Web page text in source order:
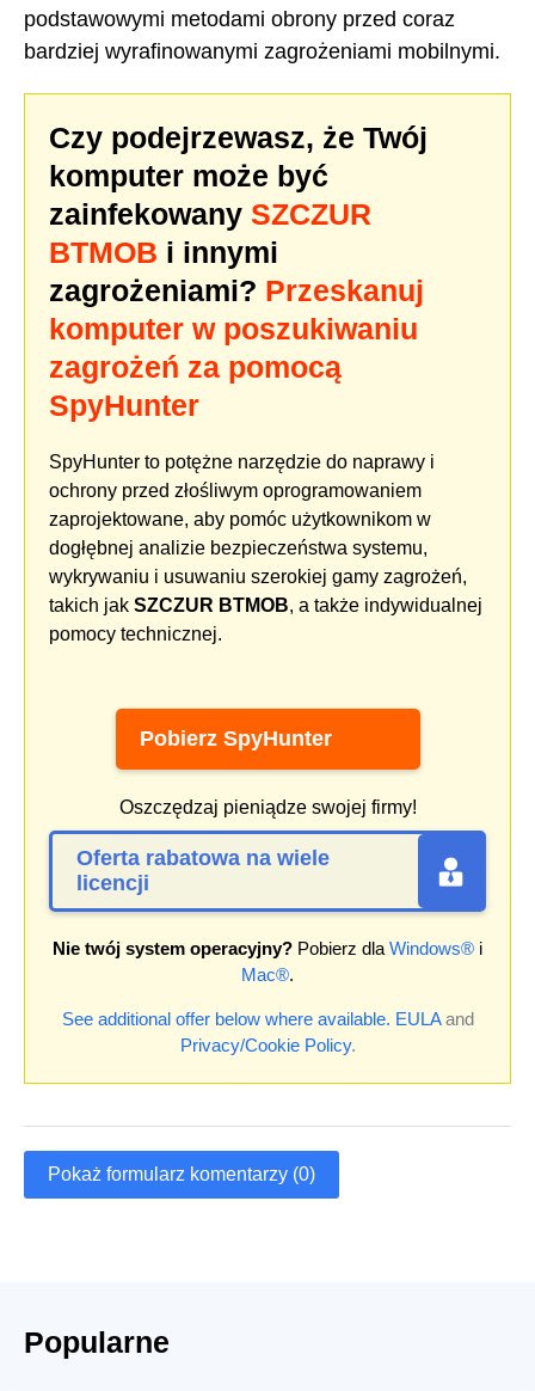
podstawowymi metodami obrony przed coraz
bardziej wyrafinowanymi zagrożeniami mobilnymi.
Czy podejrzewasz, że Twój
komputer może być
zainfekowany SZCZUR
BTMOB i innymi
zagrożeniami? Przeskanuj
komputer w poszukiwaniu
zagrożeń za pomocą
SpyHunter
SpyHunter to potężne narzędzie do naprawy i
ochrony przed złośliwym oprogramowaniem
zaprojektowane, aby pomóc użytkownikom w
dogłębnej analizie bezpieczeństwa systemu,
wykrywaniu i usuwaniu szerokiej gamy zagrożeń,
takich jak SZCZUR BTMOB, a także indywidualnej
pomocy technicznej.
Pobierz SpyHunter
Oszczędzaj pieniądze swojej firmy!
Oferta rabatowa na wiele
licencji
Nie twój system operacyjny? Pobierz dlaWindows® i
Mac®.
See additional offer below where available. EULAand
Privacy/Cookie Policy.
Pokaż formularz komentarzy (0)
Popularne